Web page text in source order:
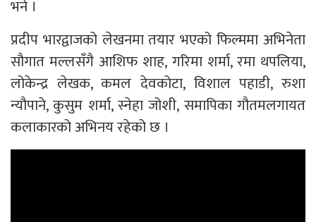
भने ।
प्रदीप भारद्वाजको लेखनमा तयार भएको फिल्ममा अभिनेता
सौगात मल्लसँगै आशिफ शाह, गरिमा शर्मा, रमा थपलिया,
लोकेन्द्र लेखक, कमल देवकोटा, विशाल पहाडी, रुशा
न्यौपाने, कुसुम शर्मा, स्नेहा जोशी, समापिका गौतमलगायत
कलाकारको अभिनय रहेको छ ।